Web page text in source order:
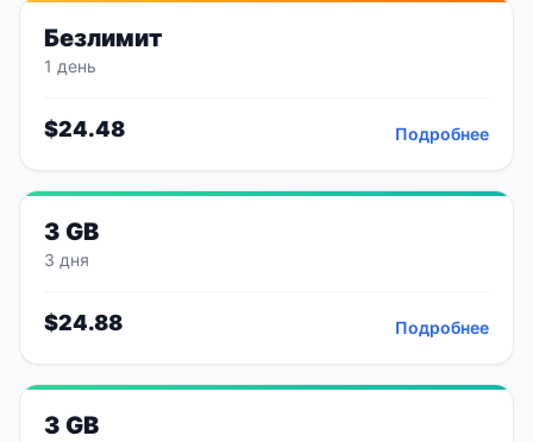
Безлимит
1 день
$24.48 Подробнее
3 GB
3 дня
$24.88 Подробнее
3 GB